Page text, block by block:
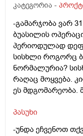
კატეგორია -
-გამარჯობა ვარ
ბუასილის
პერიოდულად
სისხლი როგორც
ნორმალურია?
რაღაც მოყვება.
ეს მდგომარეობა.
პასუხი
-უნდა ეჩვენოთ